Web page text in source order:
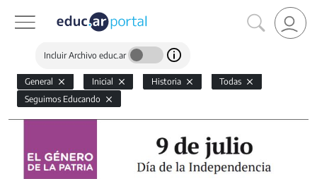
Incluir Archivo educ.ar
General Inicial Historia
Todas
Seguimos Educando